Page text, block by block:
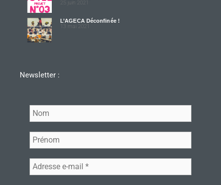
25 juin 2021
L’AGECA Déconfinée !
13 mai 2021
Newsletter :